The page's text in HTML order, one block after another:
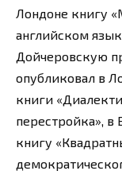
Лондоне книгу
английском
Дойчеровскую
опубликовал в
книги
перестройка»,
книгу